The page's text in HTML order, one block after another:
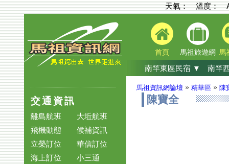
天氣： 溫度：
首頁 馬祖旅遊網 馬
南竿東區民宿 ▼ 南竿
交通資訊
離島航班
大坵航班
飛機動態
候補資訊
立榮訂位
華信訂位
海上訂位
小三通
馬祖資訊網論壇 » 精華區 » 陳
陳寶全